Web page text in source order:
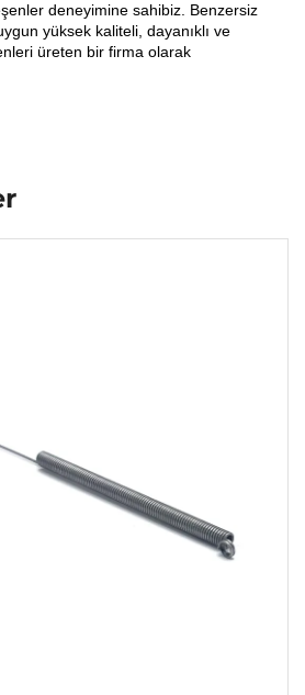
deneyimine sahibiz. Benzersiz
yüksek kaliteli, dayanıklı ve
üreten bir firma olarak